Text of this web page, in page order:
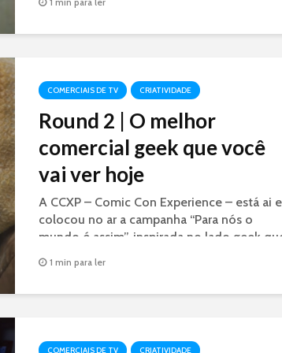
da marca para mostrar a força da marca
COMERCIAIS DE TV CRIATIVIDADE
Round 2 | O melhor
comercial geek que você
vai ver hoje
A CCXP – Comic Con Experience – está ai e
colocou no ar a campanha “Para nós o
mundo é assim”, inspirada no lado geek
existe em cada um de nós. E o carro chefe
da campanha é um filme para internet e...
1 min para ler
COMERCIAIS DE TV CRIATIVIDADE